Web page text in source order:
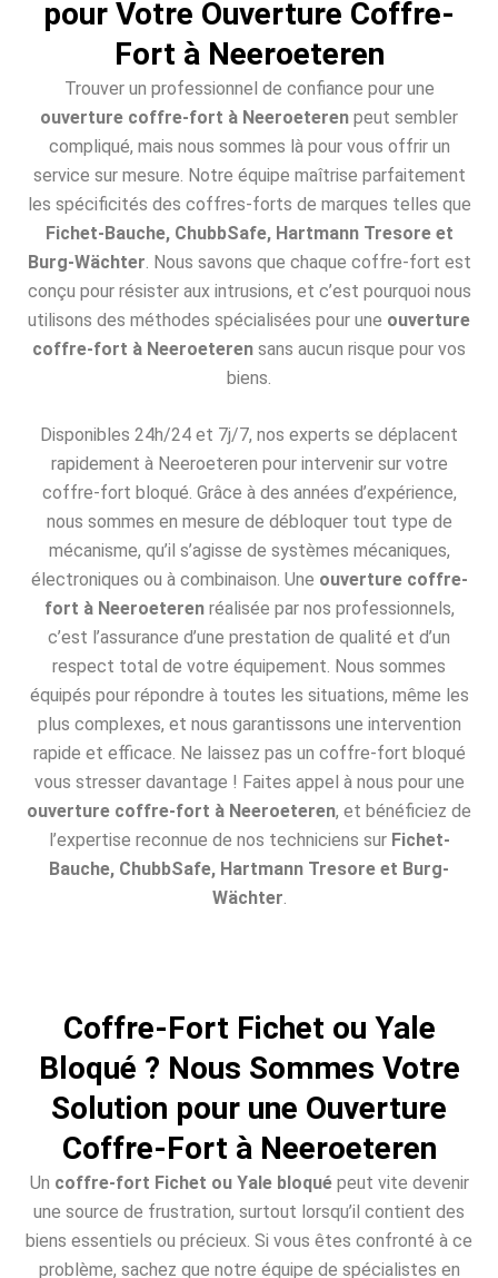
pour Votre Ouverture Coffre-
Fort à Neeroeteren
Trouver un professionnel de confiance pour une
ouverture coffre-fort à Neeroeteren peut sembler
compliqué, mais nous sommes là pour vous offrir un
service sur mesure. Notre équipe maîtrise parfaitement
les spécificités des coffres-forts de marques telles que
Fichet-Bauche, ChubbSafe, Hartmann Tresore et
Burg-Wächter . Nous savons que chaque coffre-fort est
conçu pour résister aux intrusions, et c’est pourquoi nous
utilisons des méthodes spécialisées pour une ouverture
coffre-fort à Neeroeteren sans aucun risque pour vos
biens.
Disponibles 24h/24 et 7j/7, nos experts se déplacent
rapidement à Neeroeteren pour intervenir sur votre
coffre-fort bloqué. Grâce à des années d’expérience,
nous sommes en mesure de débloquer tout type de
mécanisme, qu’il s’agisse de systèmes mécaniques,
électroniques ou à combinaison. Une ouverture coffre-
fort à Neeroeterenréalisée par nos professionnels,
c’est l’assurance d’une prestation de qualité et d’un
respect total de votre équipement. Nous sommes
équipés pour répondre à toutes les situations, même les
plus complexes, et nous garantissons une intervention
rapide et efficace. Ne laissez pas un coffre-fort bloqué
vous stresser davantage ! Faites appel à nous pour une
ouverture coffre-fort à Neeroeteren, et bénéficiez de
l’expertise reconnue de nos techniciens sur Fichet-
Bauche, ChubbSafe, Hartmann Tresore et Burg-
Wächter.
Coffre-Fort Fichet ou Yale
Bloqué ? Nous Sommes Votre
Solution pour une Ouverture
Coffre-Fort à Neeroeteren
Un coffre-fort Fichet ou Yale bloquépeut vite devenir
une source de frustration, surtout lorsqu’il contient des
biens essentiels ou précieux. Si vous êtes confronté à ce
problème, sachez que notre équipe de spécialistes en